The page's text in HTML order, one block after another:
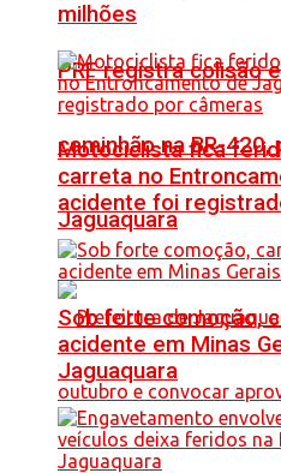
PRF registra colisão
caminhão na BR-
Jaguaquara
milhões
Motociclista fica
carreta no
acidente foi
Sob forte comoção,
acidente em Minas
Jaguaquara